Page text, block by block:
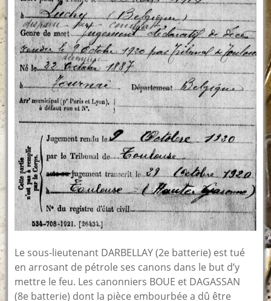
Le sous-lieutenant DARBELLAY (2e batterie) est tué
en arrosant de pétrole ses canons dans le but d’y
mettre le feu. Les canonniers BOUE et DAGASSAN
(8e batterie) dont la pièce embourbée a dû être